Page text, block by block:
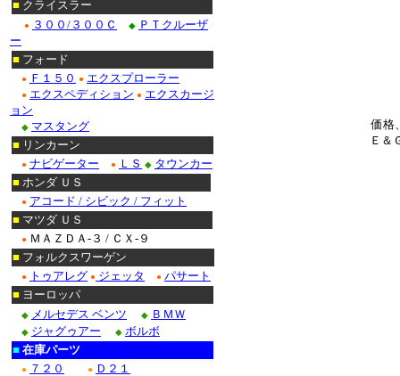
価格
Ｅ＆
■ クライスラー
● ３００/３００Ｃ ◆ ＰＴクルーザ
ー
■ フォード
● Ｆ１５０ ● エクスプローラー
● エクスペディション ● エクスカージ
ョン
◆ マスタング
■ リンカーン
● ナビゲーター ● ＬＳ ◆ タウンカー
■ ホンダ ＵＳ
● アコード / シビック / フィット
■ マツダ ＵＳ
● ＭＡＺＤＡ-３ / ＣＸ-９
■ フォルクスワーゲン
● トゥアレグ ● ジェッタ ● パサート
■ ヨーロッパ
◆ メルセデス ベンツ ◆ ＢＭＷ
◆ ジャグゥアー ◆ ボルボ
■ 在庫パーツ
● ７２０ ● Ｄ２１